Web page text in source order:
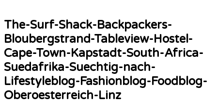
The-Surf-Shack-Backpackers-
Bloubergstrand-Tableview-Hostel-
Cape-Town-Kapstadt-South-Africa-
Suedafrika-Suechtig-nach-
Lifestyleblog-Fashionblog-Foodblog-
Oberoesterreich-Linz